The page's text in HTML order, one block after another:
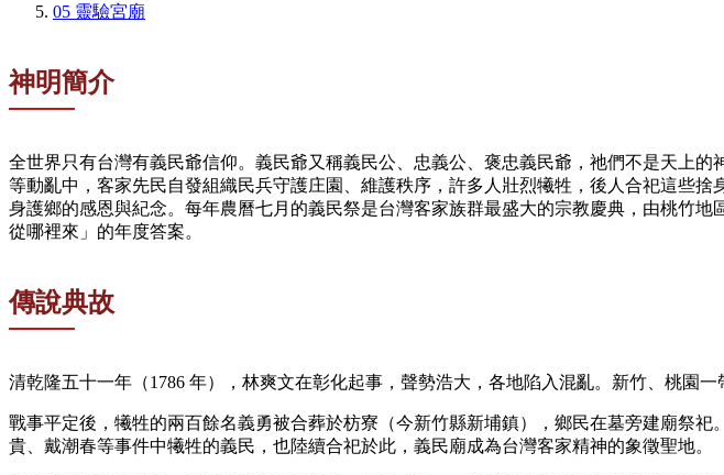
05 靈驗宮廟
神明簡介
全世界只有台灣有義民爺信仰。義民爺又稱義民公、忠義公、褒忠義民爺，祂們不是天上
等動亂中，客家先民自發組織民兵守護庄園、維護秩序，許多人壯烈犧牲，後人合祀這些
身護鄉的感恩與紀念。每年農曆七月的義民祭是台灣客家族群最盛大的宗教慶典，由桃竹
從哪裡來」的年度答案。
傳說典故
清乾隆五十一年（1786 年），林爽文在彰化起事，聲勢浩大，各地陷入混亂。新竹、桃園
戰事平定後，犧牲的兩百餘名義勇被合葬於枋寮（今新竹縣新埔鎮），鄉民在墓旁建廟祭
貴、戴潮春等事件中犧牲的義民，也陸續合祀於此，義民廟成為台灣客家精神的象徵聖地。